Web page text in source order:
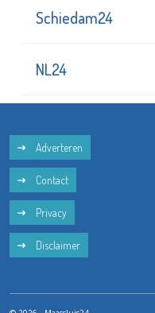
Schiedam24
NL24
Adverteren
Contact
Privacy
Disclaimer